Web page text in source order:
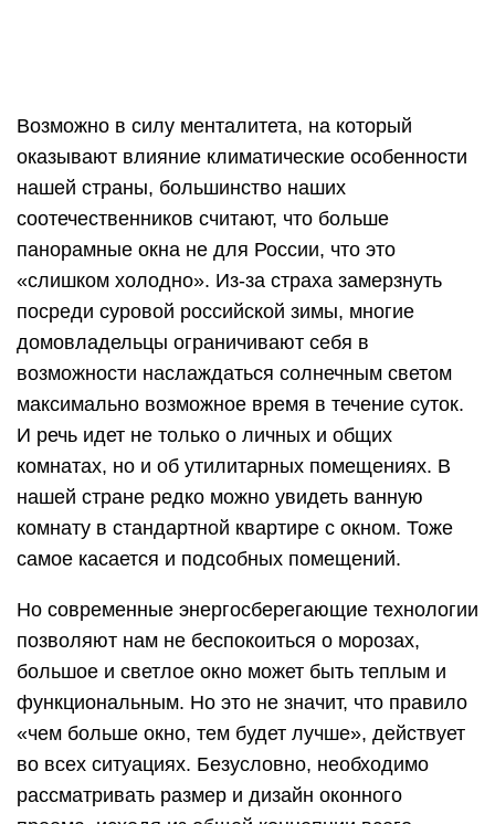
проема, исходя из общей концепции всего
помещения.
Панорамное остекление способно кардинально
границы пространства. Если за вашим окном
открывается прекрасный вид, то почему бы не
позволить ему проникнуть внутрь помещения?
Благодаря современным технология владельцы
частных домов, особняков и коттеджей могут
позволить себе такую роскошь, как пробуждение
с первыми лучами солнца и наблюдение заката
из собственной спальни или гостиной.